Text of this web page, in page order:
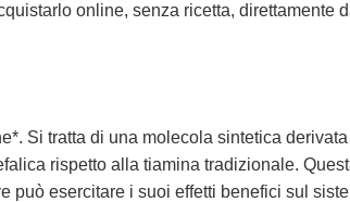
online, senza ricetta, direttamente
Si tratta di una molecola sintetica
rispetto alla tiamina tradizionale.
esercitare i suoi effetti benefici sul